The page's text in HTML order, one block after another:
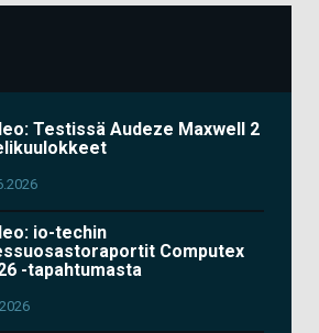
Testissä Audeze Maxwell 2
io-techin
Computex
-tapahtumasta